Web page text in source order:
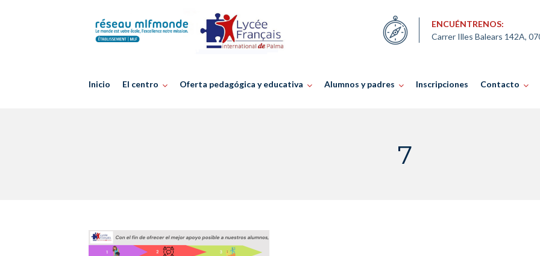
ENCUÉNTRENOS:
Carrer Illes Balears 142A,
Inicio El centro Oferta pedagógica y educativa Alumnos y padres Inscripciones Contacto
7